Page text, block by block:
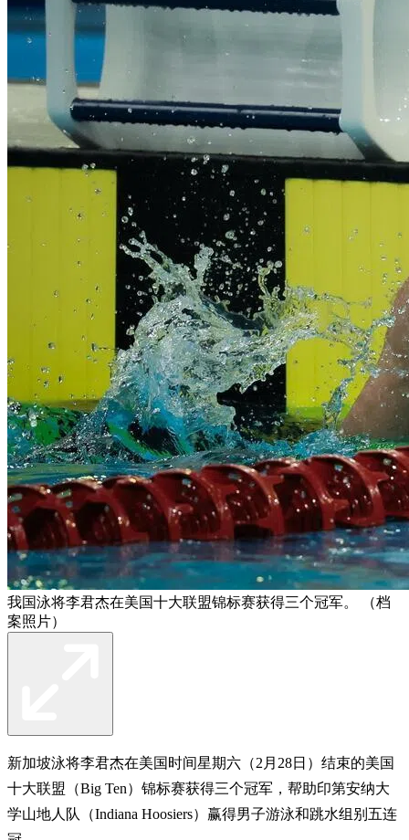
我国泳将李君杰在美国十大联盟锦标赛获得三个冠军。 （档
案照片）
新加坡泳将李君杰在美国时间星期六（2月28日）结束的美国
十大联盟（Big Ten）锦标赛获得三个冠军，帮助印第安纳大
学山地人队（Indiana Hoosiers）赢得男子游泳和跳水组别五连